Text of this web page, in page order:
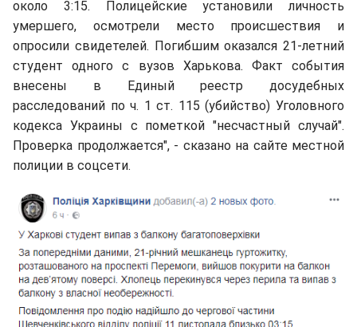
около 3:15. Полицейские установили личность
умершего, осмотрели место происшествия и
опросили свидетелей. Погибшим оказался 21-летний
студент одного с вузов Харькова. Факт события
внесены в Единый реестр досудебных
расследований по ч. 1 ст. 115 (убийство) Уголовного
кодекса Украины с пометкой "несчастный случай".
Проверка продолжается", - сказано на сайте местной
полиции в соцсети.